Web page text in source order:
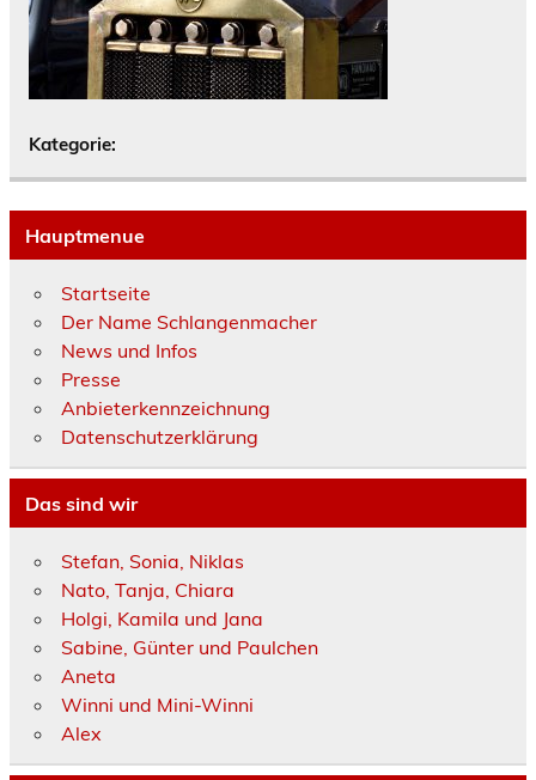
Kategorie:
Hauptmenue
Startseite
Der Name Schlangenmacher
News und Infos
Presse
Anbieterkennzeichnung
Datenschutzerklärung
Das sind wir
Stefan, Sonia, Niklas
Nato, Tanja, Chiara
Holgi, Kamila und Jana
Sabine, Günter und Paulchen
Aneta
Winni und Mini-Winni
Alex